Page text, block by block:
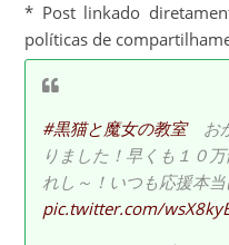
* Post linkado
políticas de
#黒猫と魔女の教室おか
りました！早くも１０
れし～！いつも応援本
pic.twitter.com/